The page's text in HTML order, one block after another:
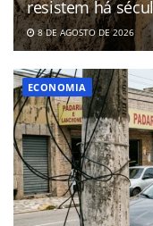
resistem há
8 DE AGOSTO DE 2026
ECONOMIA